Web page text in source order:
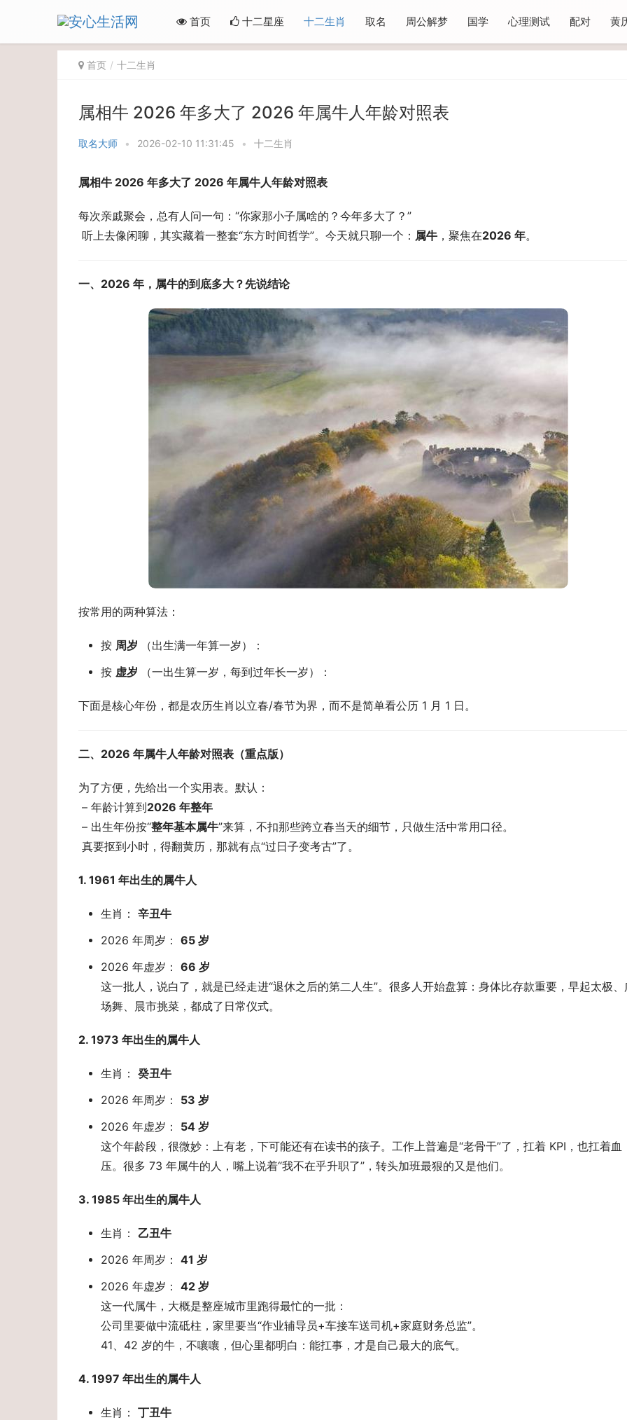
首页 十二星座 十二生肖 取名 周公解梦 国学 心理测试 配对 黄
首页 十二生肖
属相牛 2026 年多大了 2026 年属牛人年龄对照表
取名大师 • 2026-02-10 11:31:45 • 十二生肖
属相牛 2026 年多大了 2026 年属牛人年龄对照表
每次亲戚聚会，总有人问一句：“你家那小子属啥的？今年多大了？”
听上去像闲聊，其实藏着一整套“东方时间哲学”。今天就只聊一个： 属牛 ，聚焦在2026 年。
一、2026 年，属牛的到底多大？先说结论
按常用的两种算法：
按 周岁
（出生满一年算一岁）：
按 虚岁 （一出生算一岁，每到过年长一岁）：
下面是核心年份，都是农历生肖以立春/春节为界，而不是简单看公历 1 月 1 日。
二、2026 年属牛人年龄对照表（重点版）
为了方便，先给出一个实用表。默认：
– 年龄计算到2026 年整年
– 出生年份按“整年基本属牛”来算，不扣那些跨立春当天的细节，只做生活中常用口径。
真要抠到小时，得翻黄历，那就有点“过日子变考古”了。
1. 1961 年出生的属牛人
生肖： 辛丑牛
2026 年周岁： 65 岁
2026 年虚岁： 66 岁
这一批人，说白了，就是已经走进“退休之后的第二人生”。很多人开始盘算：身体比存款重要，早起太极、
场舞、晨市挑菜，都成了日常仪式。
2. 1973 年出生的属牛人
生肖： 癸丑牛
2026 年周岁： 53 岁
2026 年虚岁： 54 岁
这个年龄段，很微妙：上有老，下可能还有在读书的孩子。工作上普遍是“老骨干”了，扛着 KPI，也扛着血
压。很多 73 年属牛的人，嘴上说着“我不在乎升职了”，转头加班最狠的又是他们。
3. 1985 年出生的属牛人
生肖： 乙丑牛
2026 年周岁： 41 岁
2026 年虚岁： 42 岁
这一代属牛，大概是整座城市里跑得最忙的一批：
公司里要做中流砥柱，家里要当“作业辅导员+车接车送司机+家庭财务总监”。
41、42 岁的牛，不嚷嚷，但心里都明白：能扛事，才是自己最大的底气。
4. 1997 年出生的属牛人
生肖： 丁丑牛